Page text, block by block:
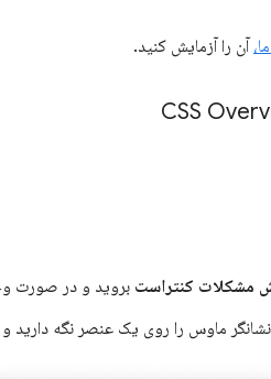
آن را آزمایش کنید.
مشکلات کنتراست بروید و در صورت
نشانگر ماوس را روی یک عنصر نگه دارید